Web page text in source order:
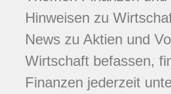
Hinweisen zu
News zu Aktien und
Wirtschaft befassen,
Finanzen jederzeit